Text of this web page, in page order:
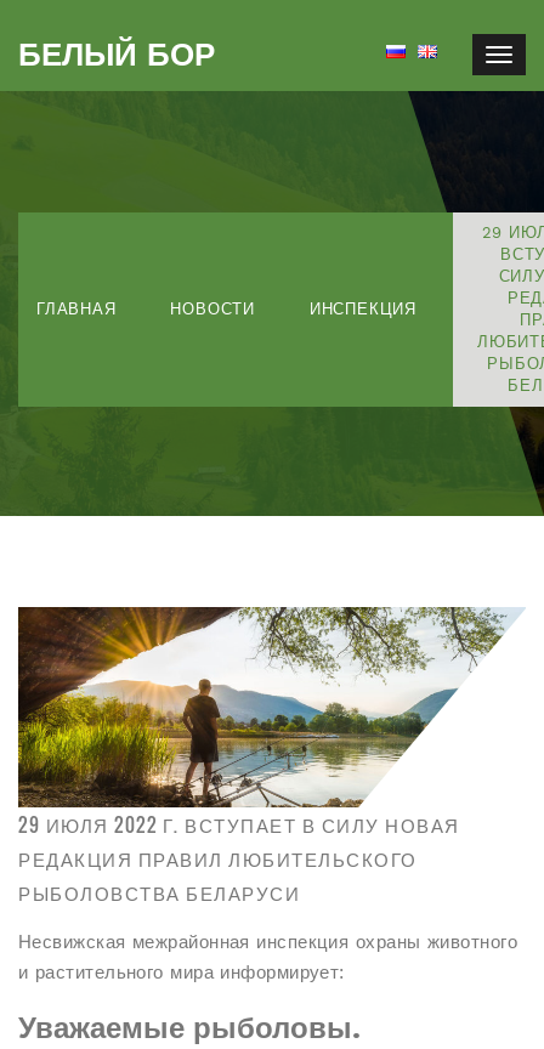
БЕЛЫЙ БОР
ГЛАВНАЯ НОВОСТИ ИНСПЕКЦИЯ
29
29 ИЮЛЯ 2022 Г. ВСТУПАЕТ В СИЛУ НОВАЯ
РЕДАКЦИЯ ПРАВИЛ ЛЮБИТЕЛЬСКОГО
РЫБОЛОВСТВА БЕЛАРУСИ
Несвижская межрайонная инспекция охраны животного
и растительного мира информирует:
Уважаемые рыболовы.